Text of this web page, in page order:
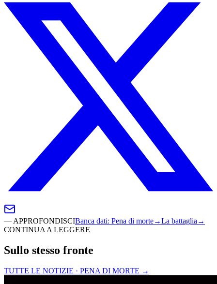
— APPROFONDISCIBanca dati: Pena di morte→La battaglia →
CONTINUA A LEGGERE
Sullo stesso fronte
TUTTE LE NOTIZIE · PENA DI MORTE →